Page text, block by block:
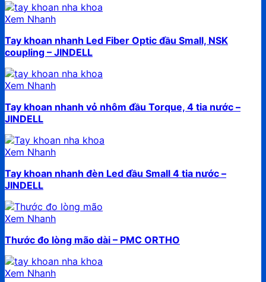
Xem Nhanh
Tay khoan nhanh Led Fiber Optic đầu Small, NSK
coupling – JINDELL
Xem Nhanh
Tay khoan nhanh vỏ nhôm đầu Torque, 4 tia nước –
JINDELL
Xem Nhanh
Tay khoan nhanh đèn Led đầu Small 4 tia nước –
JINDELL
Xem Nhanh
Thước đo lòng mão dài – PMC ORTHO
Xem Nhanh